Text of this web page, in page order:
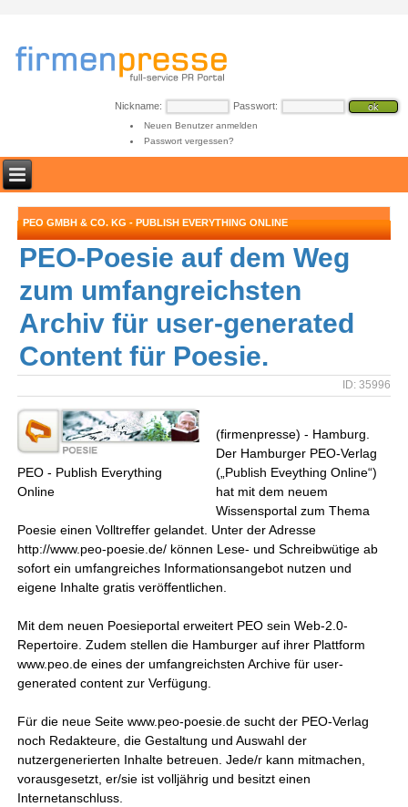
Nickname: Passwort:
Neuen Benutzer anmelden
Passwort vergessen?
PEO GMBH & CO. KG - PUBLISH EVERYTHING ONLINE
PEO-Poesie auf dem Weg
zum umfangreichsten
Archiv für user-generated
Content für Poesie.
ID: 35996
PEO - Publish Everything
Online
(firmenpresse) - Hamburg.
Der Hamburger PEO-Verlag
(„Publish Eveything Online“)
hat mit dem neuem
Wissensportal zum Thema
Poesie einen Volltreffer gelandet. Unter der Adresse
http://www.peo-poesie.de/ können Lese- und Schreibwütige ab
sofort ein umfangreiches Informationsangebot nutzen und
eigene Inhalte gratis veröffentlichen.
Mit dem neuen Poesieportal erweitert PEO sein Web-2.0-
Repertoire. Zudem stellen die Hamburger auf ihrer Plattform
www.peo.de eines der umfangreichsten Archive für user-
generated content zur Verfügung.
Für die neue Seite www.peo-poesie.de sucht der PEO-Verlag
noch Redakteure, die Gestaltung und Auswahl der
nutzergenerierten Inhalte betreuen. Jede/r kann mitmachen,
vorausgesetzt, er/sie ist volljährig und besitzt einen
Internetanschluss.